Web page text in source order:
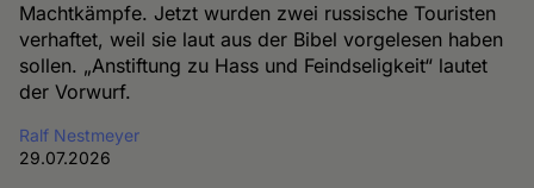
Machtkämpfe. Jetzt wurden zwei russische Touristen
verhaftet, weil sie laut aus der Bibel vorgelesen haben
sollen. „Anstiftung zu Hass und Feindseligkeit“ lautet
der Vorwurf.
Ralf Nestmeyer
29.07.2026